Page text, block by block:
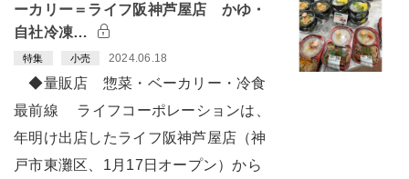
ーカリー＝ライフ阪神芦屋店 かゆ・
自社冷凍…
特集 小売 2024.06.18
◆量販店 惣菜・ベーカリー・冷食
最前線 ライフコーポレーションは、
年明け出店したライフ阪神芦屋店（神
戸市東灘区、1月17日オープン）から